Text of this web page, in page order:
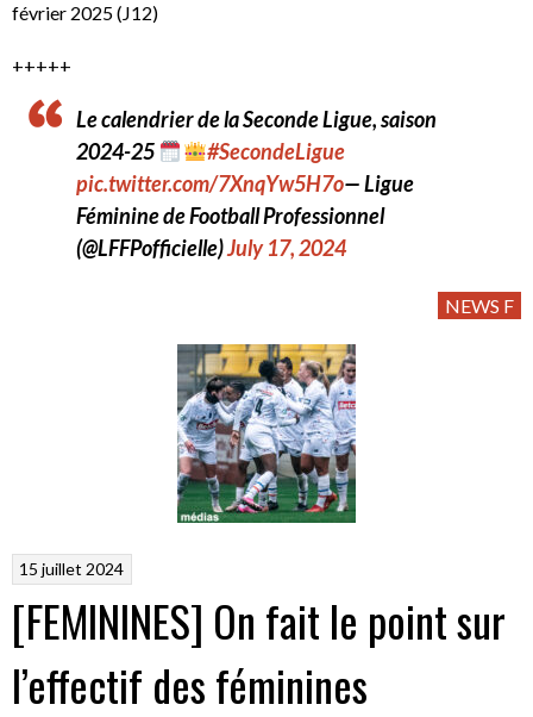
février 2025 (J12)
+++++
Le calendrier de la Seconde Ligue, saison
2024-25
#SecondeLigue
pic.twitter.com/7XnqYw5H7o— Ligue
Féminine de Football Professionnel
(@LFFPofficielle)July 17, 2024
NEWS F
15 juillet 2024
[FEMININES] On fait le point sur
l’effectif des féminines